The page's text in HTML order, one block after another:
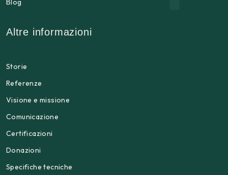
Blog
Altre informazioni
Storie
Referenze
Visione e missione
Comunicazione
Certificazioni
Donazioni
Specifiche tecniche